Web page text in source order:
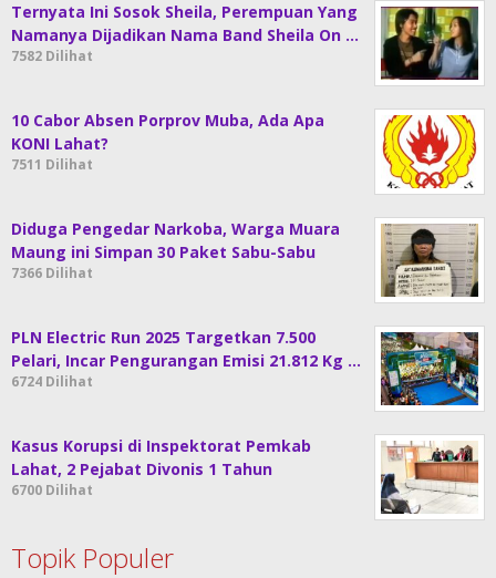
Ternyata Ini Sosok Sheila, Perempuan Yang
Namanya Dijadikan Nama Band Sheila On …
7582 Dilihat
10 Cabor Absen Porprov Muba, Ada Apa
KONI Lahat?
7511 Dilihat
Diduga Pengedar Narkoba, Warga Muara
Maung ini Simpan 30 Paket Sabu-Sabu
7366 Dilihat
PLN Electric Run 2025 Targetkan 7.500
Pelari, Incar Pengurangan Emisi 21.812 Kg …
6724 Dilihat
Kasus Korupsi di Inspektorat Pemkab
Lahat, 2 Pejabat Divonis 1 Tahun
6700 Dilihat
Topik Populer